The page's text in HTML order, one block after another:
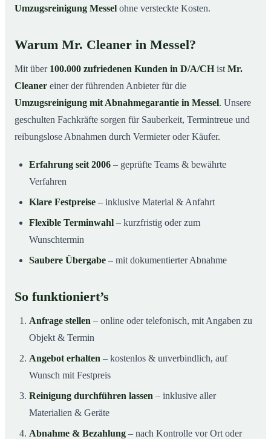
Umzugsreinigung Messel ohne versteckte Kosten.
Warum Mr. Cleaner in Messel?
Mit über 100.000 zufriedenen Kunden in D/A/CHist Mr.
Cleaner einer der führenden Anbieter für die
Umzugsreinigung mit Abnahmegarantie in Messel. Unsere
geschulten Fachkräfte sorgen für Sauberkeit, Termintreue und
reibungslose Abnahmen durch Vermieter oder Käufer.
Erfahrung seit 2006 – geprüfte Teams & bewährte
Verfahren
Klare Festpreise – inklusive Material & Anfahrt
Flexible Terminwahl – kurzfristig oder zum
Wunschtermin
Saubere Übergabe – mit dokumentierter Abnahme
So funktioniert’s
Anfrage stellen – online oder telefonisch, mit Angaben zu
Objekt & Termin
Angebot erhalten – kostenlos & unverbindlich, auf
Wunsch mit Festpreis
Reinigung durchführen lassen – inklusive aller
Materialien & Geräte
Abnahme & Bezahlung – nach Kontrolle vor Ort oder